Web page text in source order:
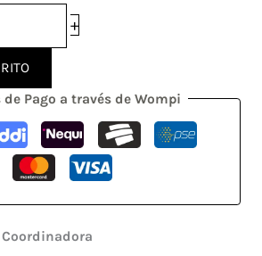
+
Pago a través de Wompi